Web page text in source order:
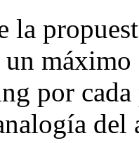
la
máximo
por
del